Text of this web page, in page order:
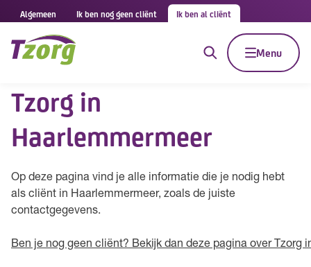
Algemeen Ik ben nog geen cliënt Ik ben al cliënt
Menu
Tzorg in
Haarlemmermeer
Op deze pagina vind je alle informatie die je nodig hebt
als cliënt in Haarlemmermeer, zoals de juiste
contactgegevens.
Ben je nog geen cliënt? Bekijk dan deze pagina over Tzorg